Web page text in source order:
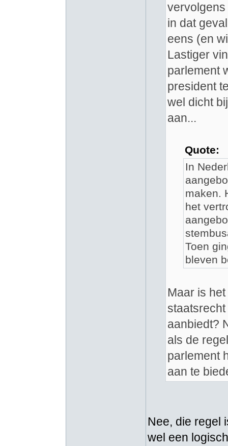
vervolgens
in dat
eens (en
Lastiger
parlement
president
wel dicht
aan...
Quote:
In
maken.
het
Toen
bleven
Maar is
aanbiedt?
als de
parlement
aan te
Nee, die regel
wel een